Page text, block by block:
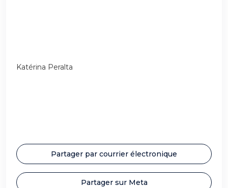
Katérina Peralta
Partager par courrier électronique
Partager sur Meta